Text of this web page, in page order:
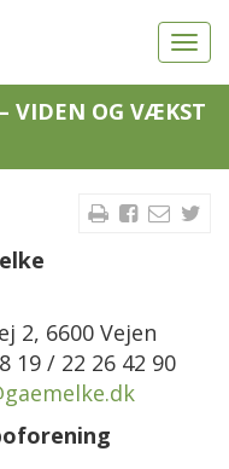
VIDEN OG VÆKST
2, 6600 Vejen
19 / 22 26 42 90